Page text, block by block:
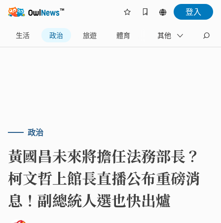
登入
生活 政治 旅遊 體育 娛樂
其他
政治
黃國昌未來將擔任法務部長？
柯文哲上館長直播公布重磅消
息！副總統人選也快出爐